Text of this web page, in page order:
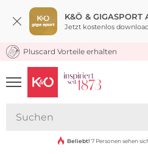
K&Ö & GIGASPORT
Jetzt kostenlos
KOSTENLOSER
Pluscard Vorteile erhalten
UNSERE APP
CLICK &
Beliebt! 7 Personen sehen